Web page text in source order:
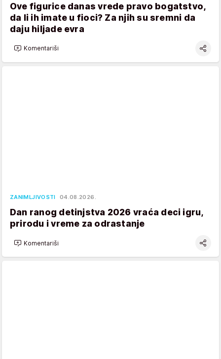
Ove figurice danas vrede pravo bogatstvo,
da li ih imate u fioci? Za njih su sremni da
daju hiljade evra
Komentariši
ZANIMLJIVOSTI 04.08.2026.
Dan ranog detinjstva 2026 vraća deci igru,
prirodu i vreme za odrastanje
Komentariši